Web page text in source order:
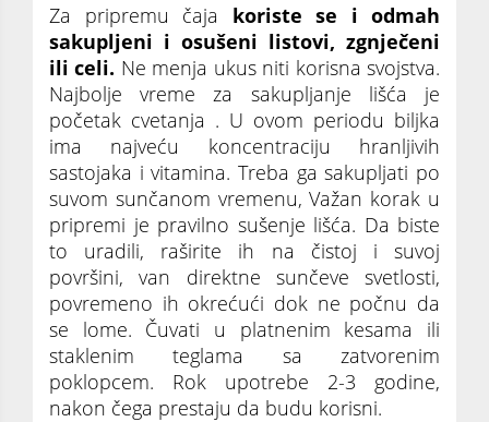
Za pripremu čaja koriste se i odmah
sakupljeni i osušeni listovi, zgnječeni
ili celi. Ne menja ukus niti korisna svojstva.
Najbolje vreme za sakupljanje lišća je
početak cvetanja . U ovom periodu biljka
ima najveću koncentraciju hranljivih
sastojaka i vitamina. Treba ga sakupljati po
suvom sunčanom vremenu, Važan korak u
pripremi je pravilno sušenje lišća. Da biste
to uradili, raširite ih na čistoj i suvoj
površini, van direktne sunčeve svetlosti,
povremeno ih okrećući dok ne počnu da
se lome. Čuvati u platnenim kesama ili
staklenim teglama sa zatvorenim
poklopcem. Rok upotrebe 2-3 godine,
nakon čega prestaju da budu korisni.